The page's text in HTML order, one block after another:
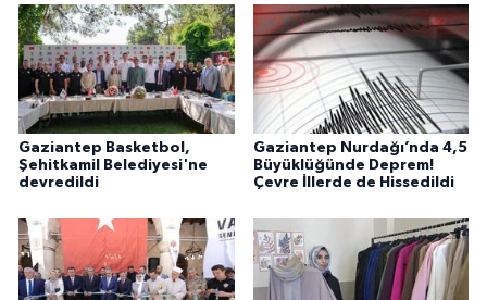
Gaziantep Basketbol,
Şehitkamil Belediyesi'ne
devredildi
Gaziantep Nurdağı’nda 4,5
Büyüklüğünde Deprem!
Çevre İllerde de Hissedildi